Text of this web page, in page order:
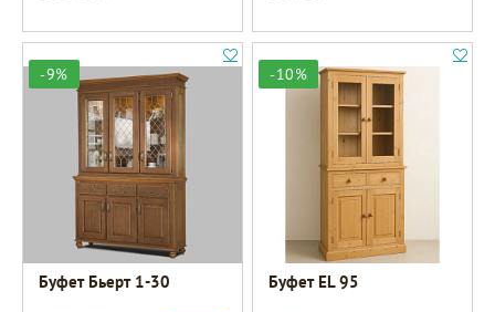
-9%
Буфет Бьерт 1-30
-10%
Буфет EL 95